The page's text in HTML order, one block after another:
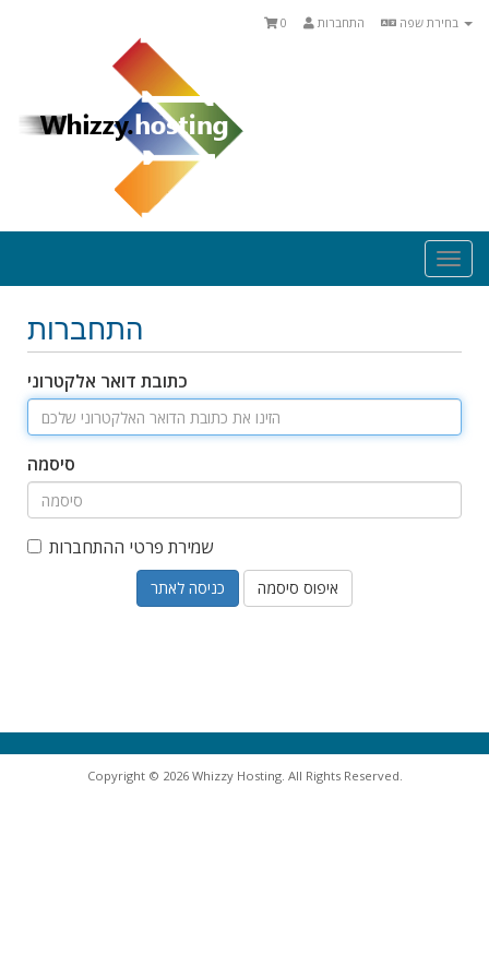
התחברות 0
התחברות
כתובת דואר אלקטרוני
סיסמה
שמירת פרטי ההתחברות
איפוס סיסמה
Copyright © 2026 Whizzy Hosting. All Rights Reserved.